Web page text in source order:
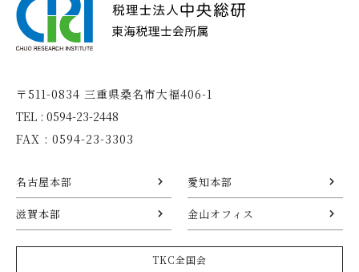
〒511-0834 三重県桑名市大福406-1
TEL : 0594-23-2448
FAX : 0594-23-3303
名古屋本部 愛知本部
滋賀本部 金山オフィス
TKC全国会